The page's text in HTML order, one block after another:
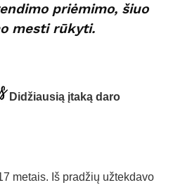
priėmimo, šiuo
mesti rūkyti.
Didžiausią įtaką daro
metais. Iš pradžių užtekdavo